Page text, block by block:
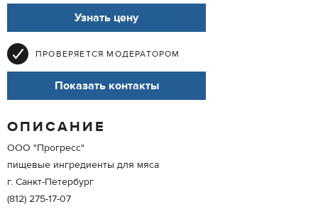
Узнать цену
ПРОВЕРЯЕТСЯ МОДЕРАТОРОМ
Показать контакты
ОПИСАНИЕ
ООО "Прогресс"
пищевые ингредиенты для мяса
г. Санкт-Петербург
(812) 275-17-07